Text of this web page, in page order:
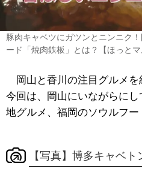
豚肉キャベツにガツンとニンニク
ード「焼肉鉄板」とは？【ほっとマ
岡山と香川の注目グルメを
今回は、岡山にいながらに
地グルメ、福岡のソウルフー
【写真】博多キャベ